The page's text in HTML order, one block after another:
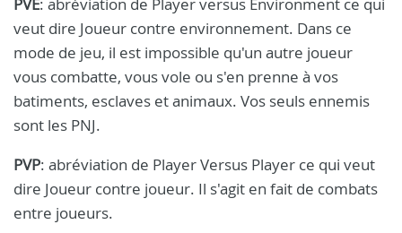
veut dire Joueur contre environnement. Dans ce
mode de jeu, il est impossible qu'un autre joueur
vous combatte, vous vole ou s'en prenne à vos
batiments, esclaves et animaux. Vos seuls ennemis
sont les PNJ.
PVP: abréviation de Player Versus Player ce qui veut
dire Joueur contre joueur. Il s'agit en fait de combats
entre joueurs.